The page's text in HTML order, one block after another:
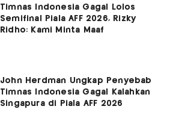
Timnas Indonesia Gagal Lolos
Semifinal Piala AFF 2026, Rizky
Ridho: Kami Minta Maaf
John Herdman Ungkap Penyebab
Timnas Indonesia Gagal Kalahkan
Singapura di Piala AFF 2026